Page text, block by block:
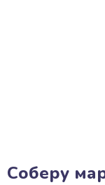
Соберу